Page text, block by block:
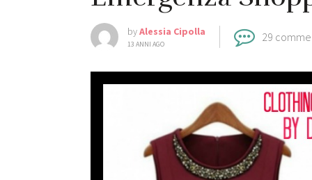
byAlessia Cipolla
13 ANNI AGO
29